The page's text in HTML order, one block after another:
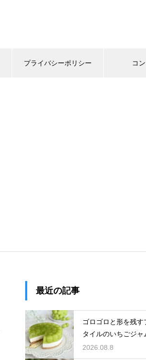
プライバシーポリシー コ
最近の記事
ゴロゴロと形を残す
タイルのいちごジャ
たっぷり楽しむ美味
2026.08.8